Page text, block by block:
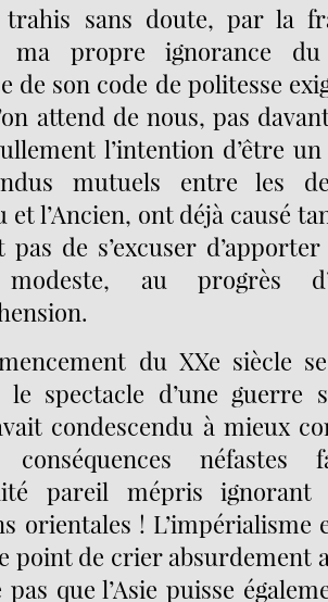
sans doute, par la
ma propre ignorance
de son code de politesse
attend de nous, pas
l’intention d’être
mutuels entre les
et l’Ancien, ont déjà causé
pas de s’excuser
au progrès
du XXe siècle
le spectacle d’une guerre
condescendu à mieux
conséquences
pareil mépris ignorant
orientales ! L’impérialisme
point de crier absurdement
pas que l’Asie puisse